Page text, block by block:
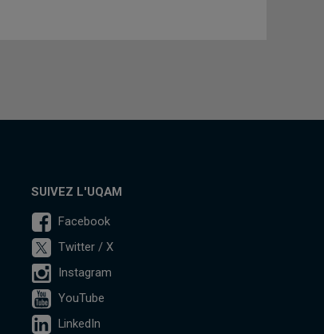
SUIVEZ L'UQAM
Facebook
Twitter / X
Instagram
YouTube
LinkedIn